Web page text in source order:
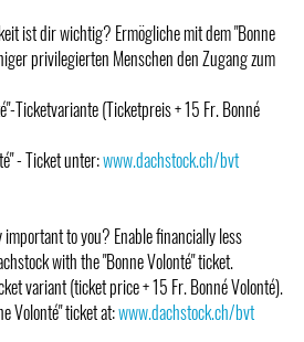
ist dir wichtig? Ermögliche mit dem "Bonne
privilegierten Menschen den Zugang zum
Ticketvariante (Ticketpreis + 15 Fr. Bonné
- Ticket unter:www.dachstock.ch/bvt
to you? Enable financially less
with the "Bonne Volonté" ticket.
variant (ticket price + 15 Fr. Bonné Volonté).
Volonté" ticket at:www.dachstock.ch/bvt